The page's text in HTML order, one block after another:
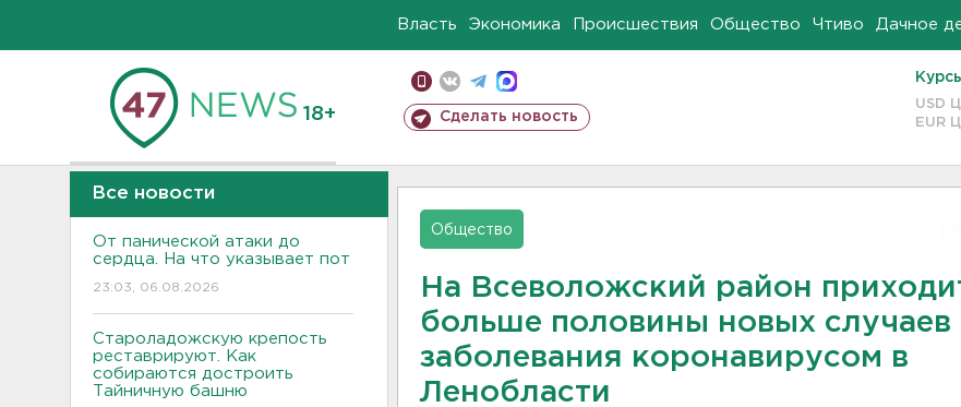
Власть Экономика Происшествия Общество Чтиво Дачное
18+ Сделать новость
USD
EUR
Все новости
От панической атаки до
сердца. На что указывает пот
23:03, 06.08.2026
Староладожскую крепость
реставрируют. Как
собираются достроить
Тайничную башню
Общество
На Всеволожский район
больше половины новых случаев
заболевания коронавирусом в
Ленобласти